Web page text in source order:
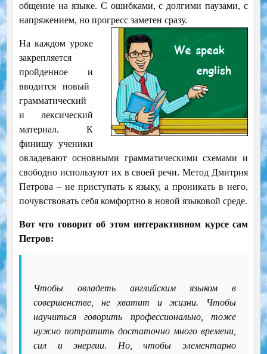
общение на языке. С ошибками, с долгими паузами, с
напряжением, но прогресс заметен сразу.
На каждом уроке
закрепляется
пройденное и
вводится новый
грамматический
и лексический
материал. К
финишу ученики
овладевают основными грамматическими схемами и
свободно используют их в своей речи. Метод Дмитрия
Петрова – не приступать к языку, а проникать в него,
почувствовать себя комфортно в новой языковой среде.
Вот что говорит об этом интерактивном курсе сам
Петров:
Чтобы овладеть английским языком в
совершенстве, не хватит и жизни. Чтобы
научиться говорить профессионально, тоже
нужно потратить достаточно много времени,
сил и энергии. Но, чтобы элементарно